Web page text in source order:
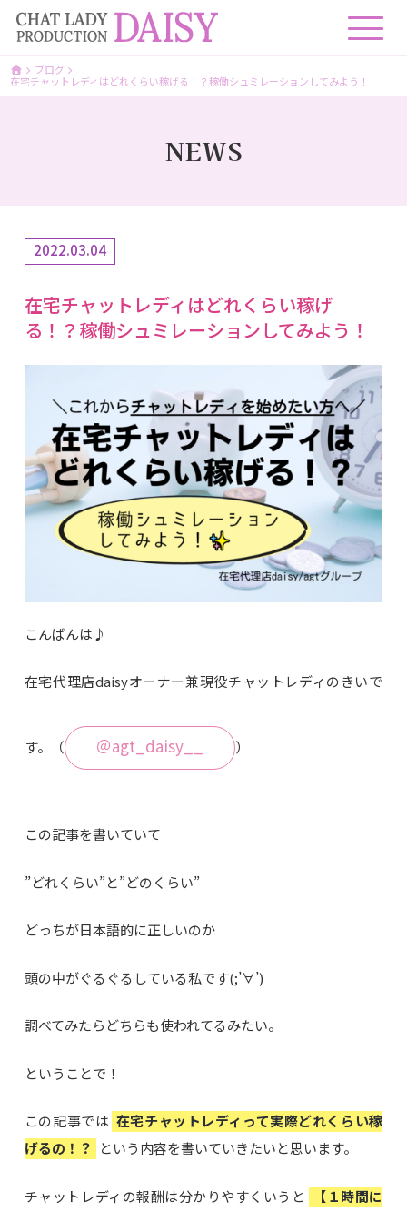
ブログ
在宅チャットレディはどれくらい稼げる！？稼働シュミレーションしてみよう！
NEWS
2022.03.04
在宅チャットレディはどれくらい稼げ
る！？稼働シュミレーションしてみよう！
こんばんは♪
在宅代理店daisyオーナー兼現役チャットレディのきいで
す。（ ＠agt_daisy__ ）
この記事を書いていて
”どれくらい”と”どのくらい”
どっちが日本語的に正しいのか
頭の中がぐるぐるしている私です(;’∀’)
調べてみたらどちらも使われてるみたい。
ということで！
この記事では 在宅チャットレディって実際どれくらい稼
げるの！？
という内容を書いていきたいと思います。
チャットレディの報酬は分かりやすくいうと
【１時間に